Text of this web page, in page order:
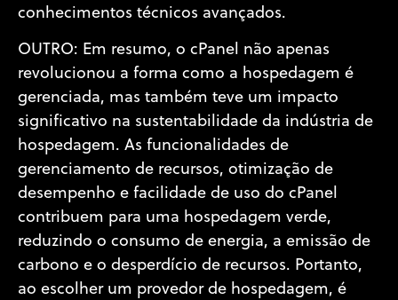
conhecimentos técnicos avançados.
OUTRO: Em resumo, o cPanel não apenas
revolucionou a forma como a hospedagem é
gerenciada, mas também teve um impacto
significativo na sustentabilidade da indústria de
hospedagem. As funcionalidades de
gerenciamento de recursos, otimização de
desempenho e facilidade de uso do cPanel
contribuem para uma hospedagem verde,
reduzindo o consumo de energia, a emissão de
carbono e o desperdício de recursos. Portanto,
ao escolher um provedor de hospedagem, é